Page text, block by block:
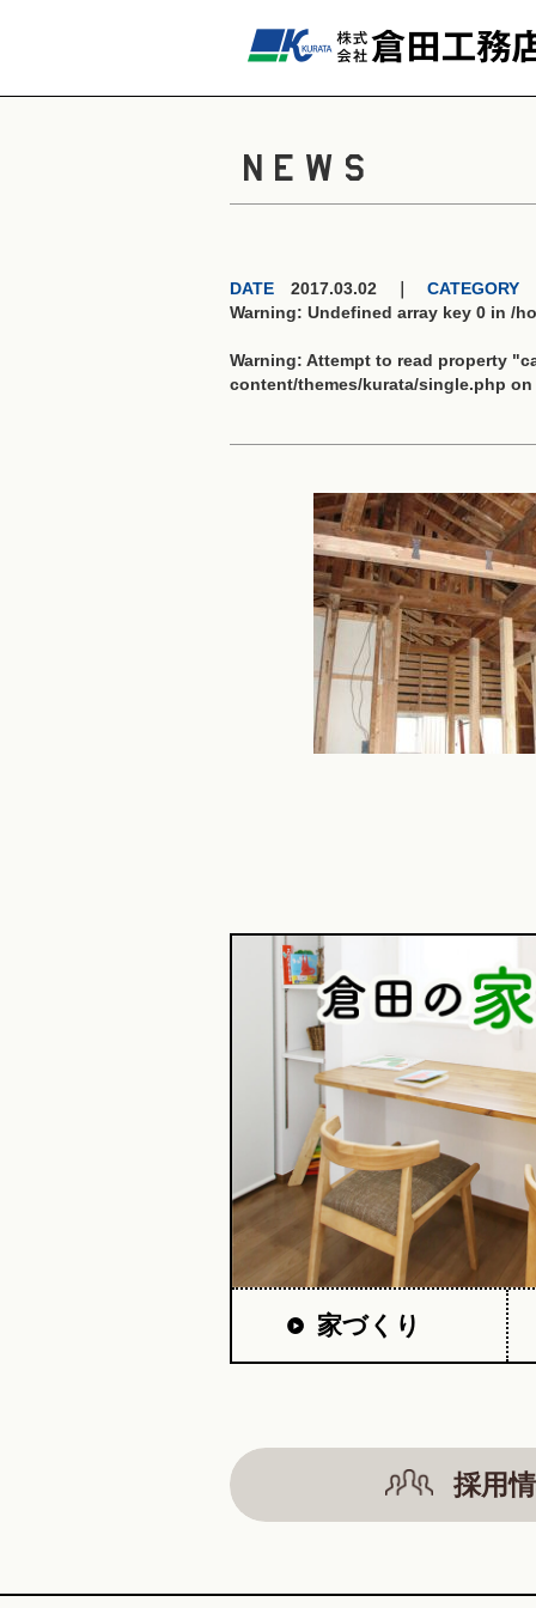
NEWS
DATE 2017.03.02 ｜ CATEGORY
Warning: Undefined array key 0 in /
Warning: Attempt to read property
content/themes/kurata/single.php on
家づくり
採用